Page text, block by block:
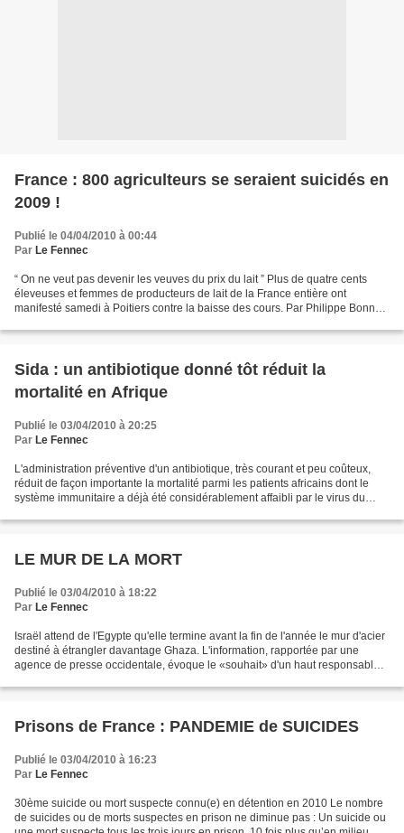
France : 800 agriculteurs se seraient suicidés en
2009 !
Publié le 04/04/2010 à 00:44
Par Le Fennec
“ On ne veut pas devenir les veuves du prix du lait ” Plus de quatre cents
éleveuses et femmes de producteurs de lait de la France entière ont
manifesté samedi à Poitiers contre la baisse des cours. Par Philippe Bonnet
Sida : un antibiotique donné tôt réduit la
mortalité en Afrique
Publié le 03/04/2010 à 20:25
Par Le Fennec
L'administration préventive d'un antibiotique, très courant et peu coûteux,
réduit de façon importante la mortalité parmi les patients africains dont le
système immunitaire a déjà été considérablement affaibli par le virus du
LE MUR DE LA MORT
Publié le 03/04/2010 à 18:22
Par Le Fennec
Israël attend de l'Egypte qu'elle termine avant la fin de l'année le mur d'acier
destiné à étrangler davantage Ghaza. L'information, rapportée par une
agence de presse occidentale, évoque le «souhait» d'un haut responsable
Prisons de France : PANDEMIE de SUICIDES
Publié le 03/04/2010 à 16:23
Par Le Fennec
30ème suicide ou mort suspecte connu(e) en détention en 2010 Le nombre
de suicides ou de morts suspectes en prison ne diminue pas : Un suicide ou